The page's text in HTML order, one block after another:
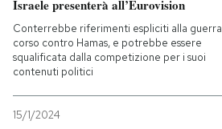
Israele presenterà all’Eurovision
Conterrebbe riferimenti espliciti alla
corso contro Hamas, e potrebbe essere
squalificata dalla competizione per i suoi
contenuti politici
15/1/2024